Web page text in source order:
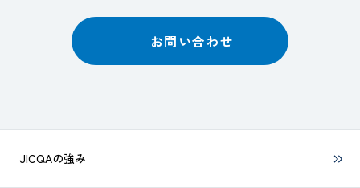
お問い合わせ
JICQAの強み